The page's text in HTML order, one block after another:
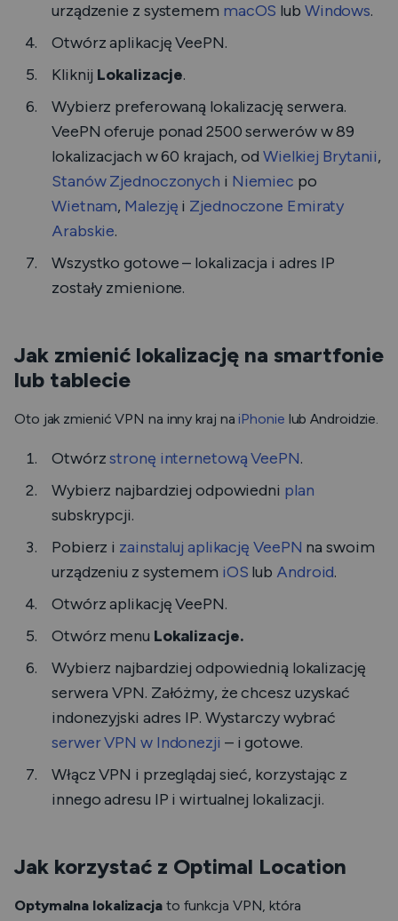
urządzenie z systemem macOS lub Windows.
Otwórz aplikację VeePN.
Kliknij Lokalizacje.
Wybierz preferowaną lokalizację serwera.
VeePN oferuje ponad 2500 serwerów w 89
lokalizacjach w 60 krajach, od Wielkiej Brytanii,
Stanów Zjednoczonych i Niemiec po
Wietnam, Malezję i Zjednoczone Emiraty
Arabskie.
Wszystko gotowe – lokalizacja i adres IP
zostały zmienione.
Jak zmienić lokalizację na smartfonie
lub tablecie
Oto jak zmienić VPN na inny kraj naiPhonie lub Androidzie.
Otwórzstronę internetową VeePN.
Wybierz najbardziej odpowiedni plan
subskrypcji.
Pobierz i zainstaluj aplikację VeePN na swoim
urządzeniu z systemem iOS lubAndroid.
Otwórz aplikację VeePN.
Otwórz menu Lokalizacje.
Wybierz najbardziej odpowiednią lokalizację
serwera VPN. Załóżmy, że chcesz uzyskać
indonezyjski adres IP. Wystarczy wybrać
serwer VPN w Indonezji – i gotowe.
Włącz VPN i przeglądaj sieć, korzystając z
innego adresu IP i wirtualnej lokalizacji.
Jak korzystać z Optimal Location
Optymalna lokalizacja to funkcja VPN, która